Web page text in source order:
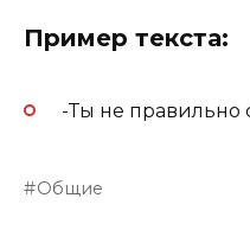
Пример текста:
-Ты не правильно
Общие